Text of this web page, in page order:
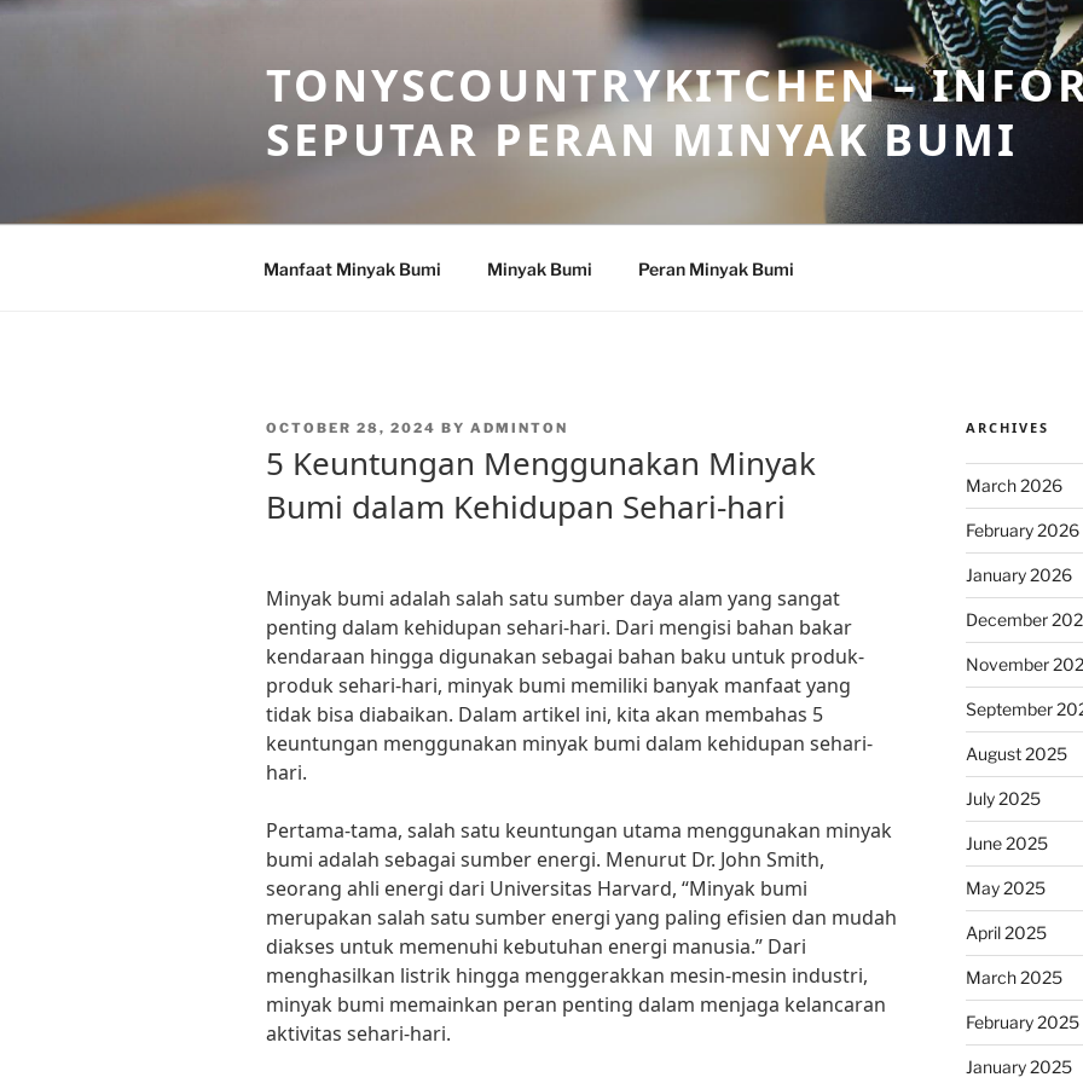
Skip
TONYSCOUNTRYKITCHEN –
SEPUTAR PERAN MINYAK BUMI
Manfaat Minyak Bumi Minyak Bumi Peran Minyak Bumi
POSTED
OCTOBER 28, 2024 BY ADMINTON
5 Keuntungan Menggunakan Minyak
Bumi dalam Kehidupan Sehari-hari
Minyak bumi adalah salah satu sumber daya alam yang sangat
penting dalam kehidupan sehari-hari. Dari mengisi bahan bakar
kendaraan hingga digunakan sebagai bahan baku untuk produk-
produk sehari-hari, minyak bumi memiliki banyak manfaat yang
tidak bisa diabaikan. Dalam artikel ini, kita akan membahas 5
keuntungan menggunakan minyak bumi dalam kehidupan sehari-
hari.
Pertama-tama, salah satu keuntungan utama menggunakan minyak
bumi adalah sebagai sumber energi. Menurut Dr. John Smith,
seorang ahli energi dari Universitas Harvard, “Minyak bumi
merupakan salah satu sumber energi yang paling efisien dan mudah
diakses untuk memenuhi kebutuhan energi manusia.” Dari
menghasilkan listrik hingga menggerakkan mesin-mesin industri,
minyak bumi memainkan peran penting dalam menjaga kelancaran
aktivitas sehari-hari.
ARCHIVES
March 2026
February 2026
January 2026
December
November
September
August 2025
July 2025
June 2025
May 2025
April 2025
March 2025
February 2025
January 2025